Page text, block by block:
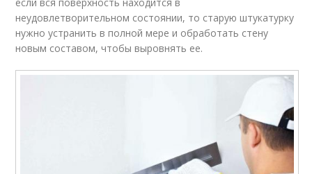
неудовлетворительном состоянии, то старую штукатурку
нужно устранить в полной мере и обработать стену
новым составом, чтобы выровнять ее.